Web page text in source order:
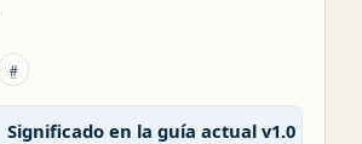
#
Significado en la guía actual v1.0